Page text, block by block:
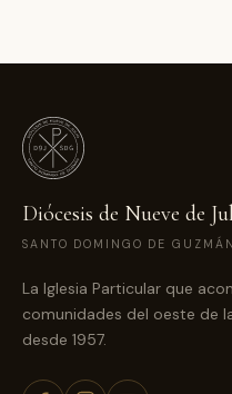
Diócesis de Nueve de
SANTO DOMINGO DE
La Iglesia Particular que
comunidades del oeste de
desde 1957.